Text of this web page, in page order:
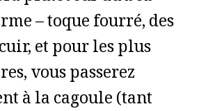
– toque fourré, des
et pour les plus
vous passerez
à la cagoule (tant